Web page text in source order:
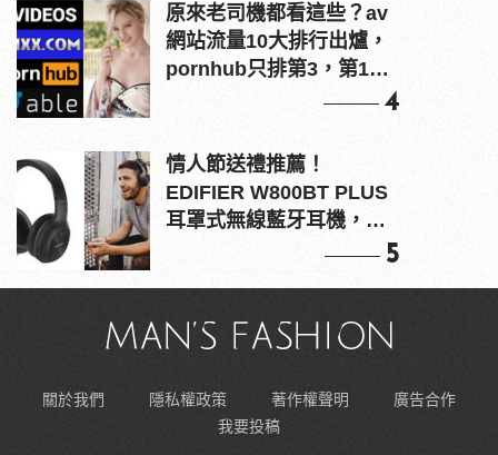
原來老司機都看這些？av
網站流量10大排行出爐，
pornhub只排第3，第1名
4
情人節送禮推薦！
EDIFIER W800BT PLUS
耳罩式無線藍牙耳機，在
5
關於我們 隱私權政策 著作權聲明
廣告合作
我要投稿